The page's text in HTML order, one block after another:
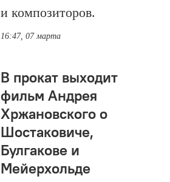
и композиторов.
16:47, 07 марта
В прокат выходит
фильм Андрея
Хржановского о
Шостаковиче,
Булгакове и
Мейерхольде